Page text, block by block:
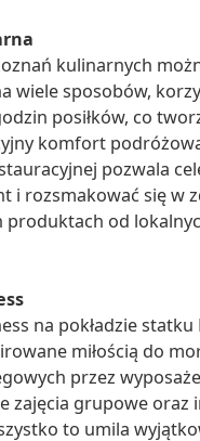
kulinarnych
wiele sposobów,
posiłków, co
komfort
pozwala
i rozsmakować się w
produktach od
na pokładzie statku
miłością do
przez
zajęcia grupowe oraz
to umila